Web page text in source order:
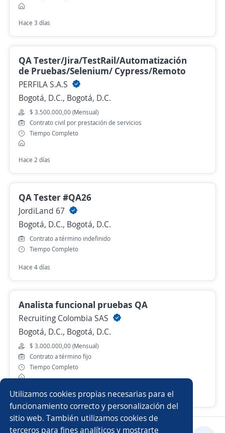
Utilizamos cookies propias necesarias para el
funcionamiento correcto y personalización del
sitio web. También utilizamos cookies de
terceros para fines analíticos y mostrarte
Hace 3 días
QA Tester/Jira/TestRail/Automatización
de Pruebas/Selenium/ Cypress/Remoto
PERFILA S.A.S
Bogotá, D.C., Bogotá, D.C.
$ 3.500.000,00 (Mensual)
Contrato civil por prestación de servicios
Tiempo Completo
Hace 2 días
QA Tester #QA26
JordiLand 67
Bogotá, D.C., Bogotá, D.C.
Contrato a término indefinido
Tiempo Completo
Hace 4 días
Analista funcional pruebas QA
Recruiting Colombia SAS
Bogotá, D.C., Bogotá, D.C.
$ 3.000.000,00 (Mensual)
Contrato a término fijo
Tiempo Completo
Hace 3 días